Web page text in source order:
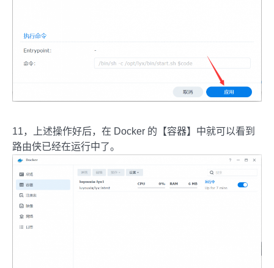
11，上述操作好后，在 Docker 的【容器】中就可以看到
路由侠已经在运行中了。